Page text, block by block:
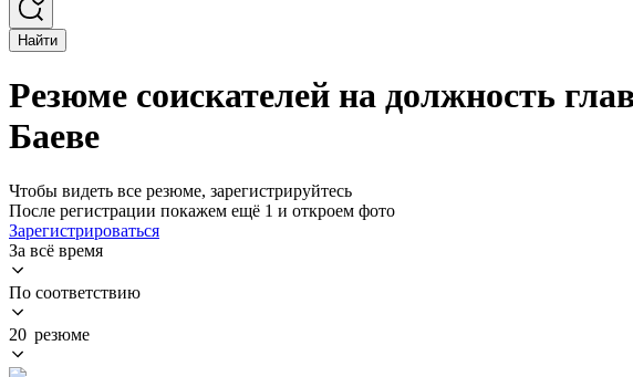
Найти
Резюме соискателей на должность
Баеве
Чтобы видеть все резюме, зарегистрируйтесь
После регистрации покажем ещё 1 и откроем фото
Зарегистрироваться
За всё время
По соответствию
20 резюме